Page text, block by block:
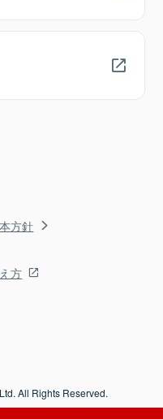
方針
方
All Rights Reserved.